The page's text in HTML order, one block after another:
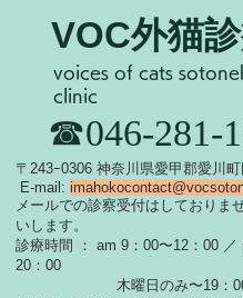
VOC外猫
​☎046-281-
〒243ｰ0306 神奈川県愛甲郡愛川
E-mail:
メールでの診察受付はしておりま
いします。
診療時間 ： am 9：00〜12：00 ／
20：00
木曜日のみ〜19：
voices of cats
clinic